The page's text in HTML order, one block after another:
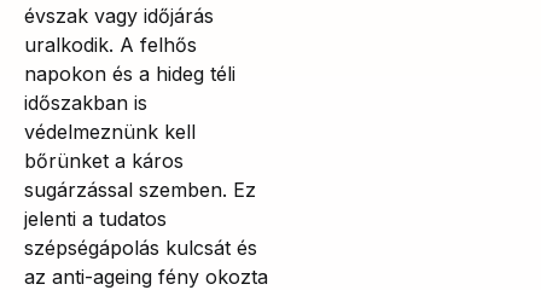
évszak vagy időjárás
uralkodik. A felhős
napokon és a hideg téli
időszakban is
védelmeznünk kell
bőrünket a káros
sugárzással szemben. Ez
jelenti a tudatos
szépségápolás kulcsát és
az anti-ageing fény okozta